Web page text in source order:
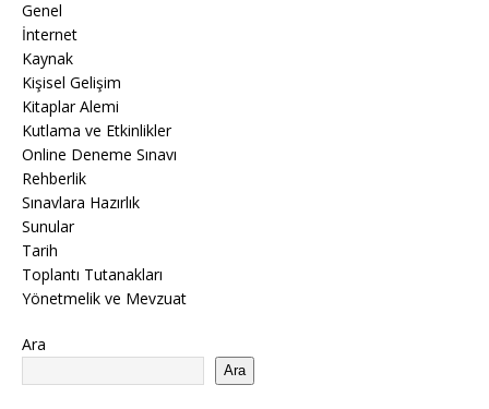
Genel
İnternet
Kaynak
Kişisel Gelişim
Kitaplar Alemi
Kutlama ve Etkinlikler
Online Deneme Sınavı
Rehberlik
Sınavlara Hazırlık
Sunular
Tarih
Toplantı Tutanakları
Yönetmelik ve Mevzuat
Ara
Ara